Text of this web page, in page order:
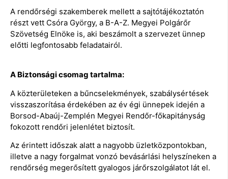
A rendőrségi szakemberek mellett a sajtótájékoztatón
részt vett Csóra György, a B-A-Z. Megyei Polgárőr
Szövetség Elnöke is, aki beszámolt a szervezet ünnep
előtti legfontosabb feladatairól.
A Biztonsági csomag tartalma:
A közterületeken a bűncselekmények, szabálysértések
visszaszorítása érdekében az év égi ünnepek idején a
Borsod-Abaúj-Zemplén Megyei Rendőr-főkapitányság
fokozott rendőri jelenlétet biztosít.
Az érintett időszak alatt a nagyobb üzletközpontokban,
illetve a nagy forgalmat vonzó bevásárlási helyszíneken a
rendőrség megerősített gyalogos járőrszolgálatot lát el.